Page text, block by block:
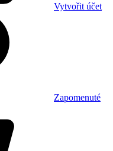
Vytvořit účet
Zapomenuté